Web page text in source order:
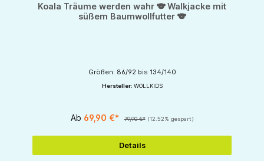
Koala Träume werden wahr 🐨 Walkjacke mit
süßem Baumwollfutter 🐨
Größen: 86/92 bis 134/140
Hersteller: WOLLKIDS
Ab 69,90 €* 79,90 €* (12.52% gespart)
Details